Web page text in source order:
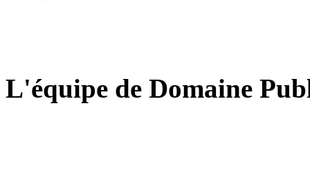
L'équipe de Domaine